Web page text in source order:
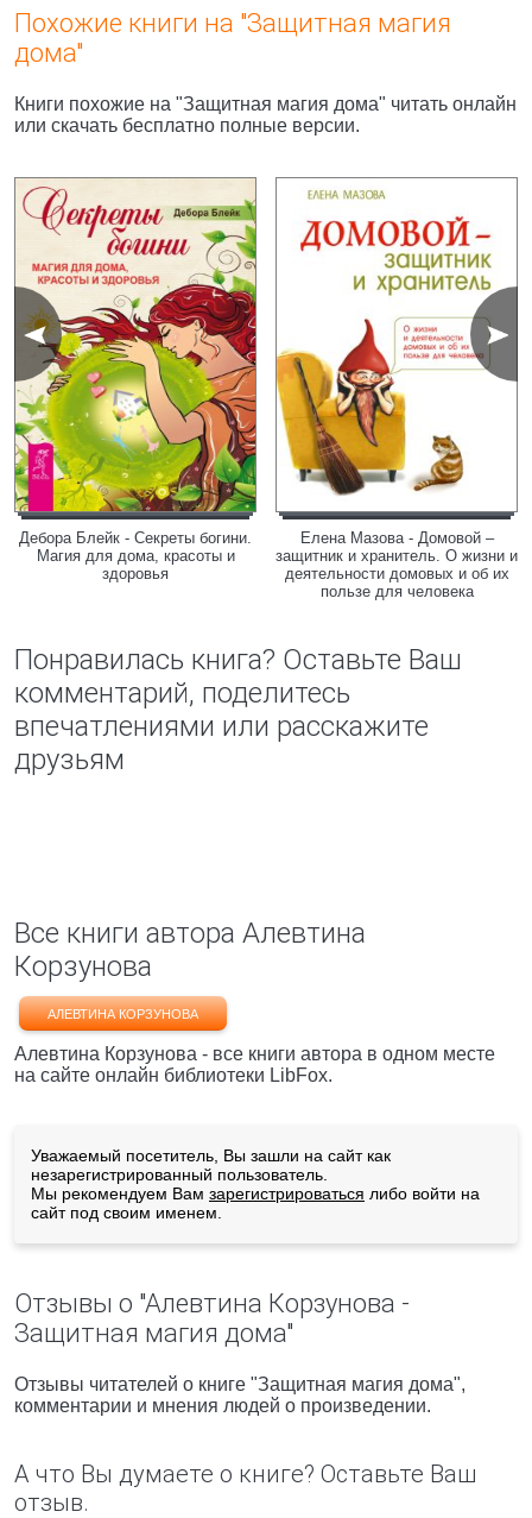
Похожие книги на "Защитная магия
дома"
Книги похожие на "Защитная магия дома" читать онлайн
или скачать бесплатно полные версии.
Дебора Блейк - Секреты богини.
Магия для дома, красоты и
здоровья
Елена Мазова - Домовой –
защитник и хранитель. О жизни и
деятельности домовых и об их
пользе для человека
Понравилась книга? Оставьте Ваш
комментарий, поделитесь
впечатлениями или расскажите
друзьям
Все книги автора Алевтина
Корзунова
АЛЕВТИНА КОРЗУНОВА
Алевтина Корзунова - все книги автора в одном месте
на сайте онлайн библиотеки LibFox.
Уважаемый посетитель, Вы зашли на сайт как
незарегистрированный пользователь.
Мы рекомендуем Вам зарегистрироваться либо войти на
сайт под своим именем.
Отзывы о "Алевтина Корзунова -
Защитная магия дома"
Отзывы читателей о книге "Защитная магия дома",
комментарии и мнения людей о произведении.
А что Вы думаете о книге? Оставьте Ваш
отзыв.